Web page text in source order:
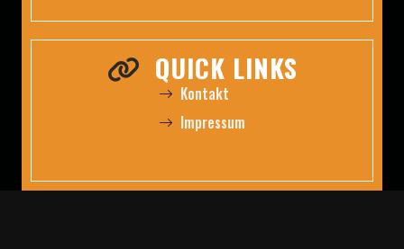
QUICK LINKS
Kontakt
Impressum